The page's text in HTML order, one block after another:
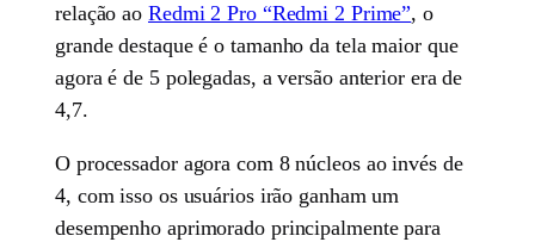
relação ao Redmi 2 Pro “Redmi 2 Prime”, o
grande destaque é o tamanho da tela maior que
agora é de 5 polegadas, a versão anterior era de
4,7.
O processador agora com 8 núcleos ao invés de
4, com isso os usuários irão ganham um
desempenho aprimorado principalmente para